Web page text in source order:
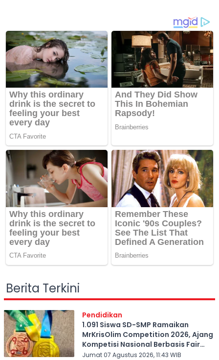
Berita Terkini
Pendidikan
1.091 Siswa SD-SMP Ramaikan
MrKrisOlim Competition 2026, Ajang
Kompetisi Nasional Berbasis Fair
Play
Jumat 07 Agustus 2026, 11:43 WIB